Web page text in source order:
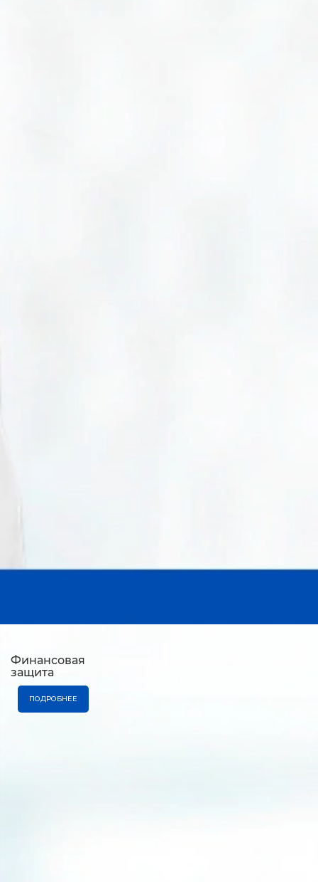
Финансовая
защита
ПОДРОБНЕЕ